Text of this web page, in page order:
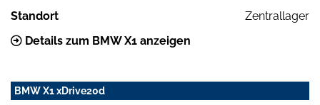
Standort
Zentrallager
Details zum BMW X1 anzeigen
BMW X1 xDrive20d